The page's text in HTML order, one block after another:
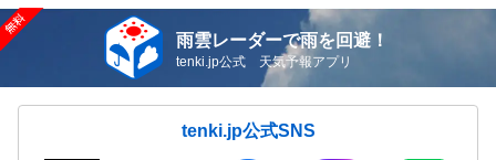
雨雲レーダーで雨を回避！
tenki.jp公式 天気予報アプリ
tenki.jp公式SNS